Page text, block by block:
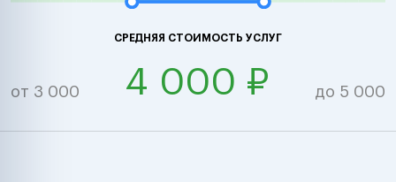
СРЕДНЯЯ СТОИМОСТЬ УСЛУГ
от 3 000 4 000 ₽ до 5 000